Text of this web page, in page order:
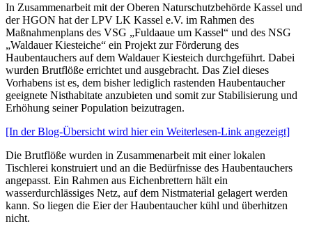
In Zusammenarbeit mit der Oberen Naturschutzbehörde Kassel und
der HGON hat der LPV LK Kassel e.V. im Rahmen des
Maßnahmenplans des VSG „Fuldaaue um Kassel“ und des NSG
„Waldauer Kiesteiche“ ein Projekt zur Förderung des
Haubentauchers auf dem Waldauer Kiesteich durchgeführt. Dabei
wurden Brutflöße errichtet und ausgebracht. Das Ziel dieses
Vorhabens ist es, dem bisher lediglich rastenden Haubentaucher
geeignete Nisthabitate anzubieten und somit zur Stabilisierung und
Erhöhung seiner Population beizutragen.
[In der Blog-Übersicht wird hier ein Weiterlesen-Link angezeigt]
Die Brutflöße wurden in Zusammenarbeit mit einer lokalen
Tischlerei konstruiert und an die Bedürfnisse des Haubentauchers
angepasst. Ein Rahmen aus Eichenbrettern hält ein
wasserdurchlässiges Netz, auf dem Nistmaterial gelagert werden
kann. So liegen die Eier der Haubentaucher kühl und überhitzen
nicht.